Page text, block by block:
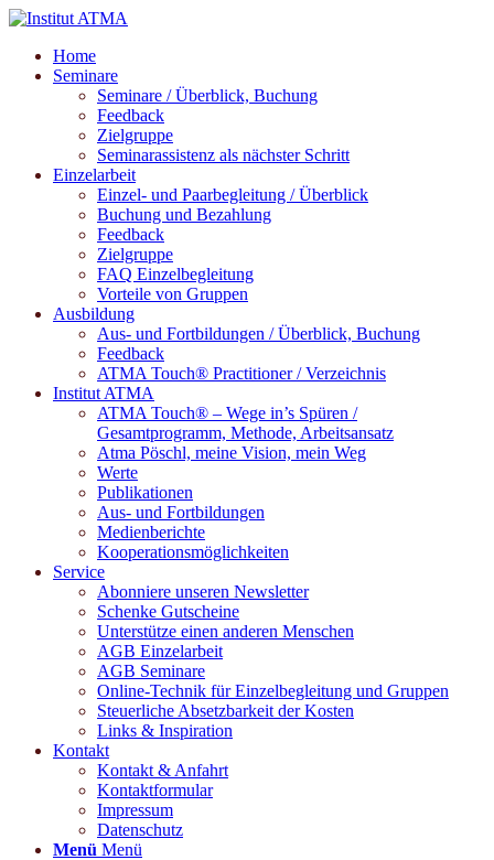
Home
Seminare
Seminare / Überblick, Buchung
Feedback
Zielgruppe
Seminarassistenz als nächster Schritt
Einzelarbeit
Einzel- und Paarbegleitung / Überblick
Buchung und Bezahlung
Feedback
Zielgruppe
FAQ Einzelbegleitung
Vorteile von Gruppen
Ausbildung
Aus- und Fortbildungen / Überblick, Buchung
Feedback
ATMA Touch® Practitioner / Verzeichnis
Institut ATMA
ATMA Touch® – Wege in’s Spüren /
Gesamtprogramm, Methode, Arbeitsansatz
Atma Pöschl, meine Vision, mein Weg
Werte
Publikationen
Aus- und Fortbildungen
Medienberichte
Kooperationsmöglichkeiten
Service
Abonniere unseren Newsletter
Schenke Gutscheine
Unterstütze einen anderen Menschen
AGB Einzelarbeit
AGB Seminare
Online-Technik für Einzelbegleitung und Gruppen
Steuerliche Absetzbarkeit der Kosten
Links & Inspiration
Kontakt
Kontakt & Anfahrt
Kontaktformular
Impressum
Datenschutz
Menü Menü